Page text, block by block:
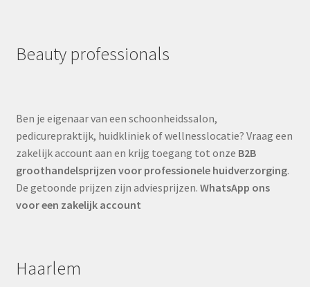
Beauty professionals
Ben je eigenaar van een schoonheidssalon,
pedicurepraktijk, huidkliniek of wellnesslocatie? Vraag een
zakelijk account aan en krijg toegang tot onze B2B
groothandelsprijzen voor professionele huidverzorging.
De getoonde prijzen zijn adviesprijzen. WhatsApp ons
voor een zakelijk account
Haarlem